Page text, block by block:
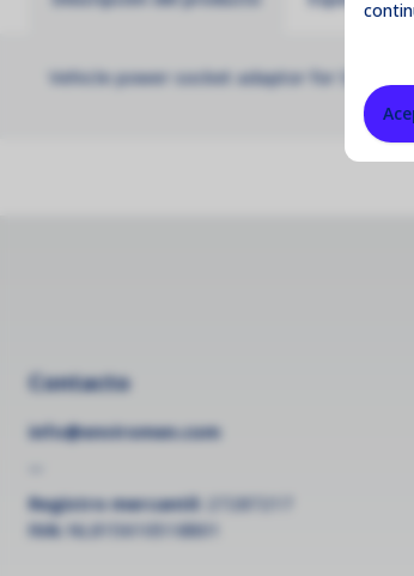
Vehicle power socket adaptor for S Series
Contacto
info@enviromen.com
Registro mercantil: 27287217
IVA: NL815610518B01